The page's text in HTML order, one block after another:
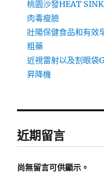
桃園沙發HEAT
肉毒瘦臉
壯陽保健食品和有效
粗藥
近視雷射以及割眼袋
昇降機
近期留言
尚無留言可供顯示。